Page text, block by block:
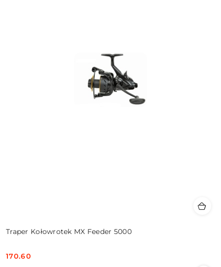
Traper Kołowrotek MX Feeder 5000
Cena:
170.60